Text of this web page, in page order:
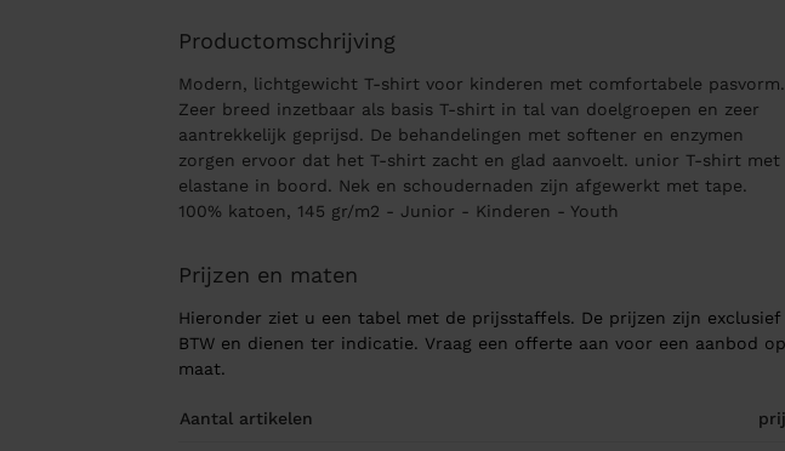
Productomschrijving
Modern, lichtgewicht T-shirt voor kinderen met comfortabele pasvorm.
Zeer breed inzetbaar als basis T-shirt in tal van doelgroepen en zeer
aantrekkelijk geprijsd. De behandelingen met softener en enzymen
zorgen ervoor dat het T-shirt zacht en glad aanvoelt. unior T-shirt met
elastane in boord. Nek en schoudernaden zijn afgewerkt met tape.
100% katoen, 145 gr/m2 - Junior - Kinderen - Youth
Prijzen en maten
Hieronder ziet u een tabel met de prijsstaffels. De prijzen zijn exclusief
BTW en dienen ter indicatie. Vraag een offerte aan voor een aanbod op
maat.
Aantal artikelen